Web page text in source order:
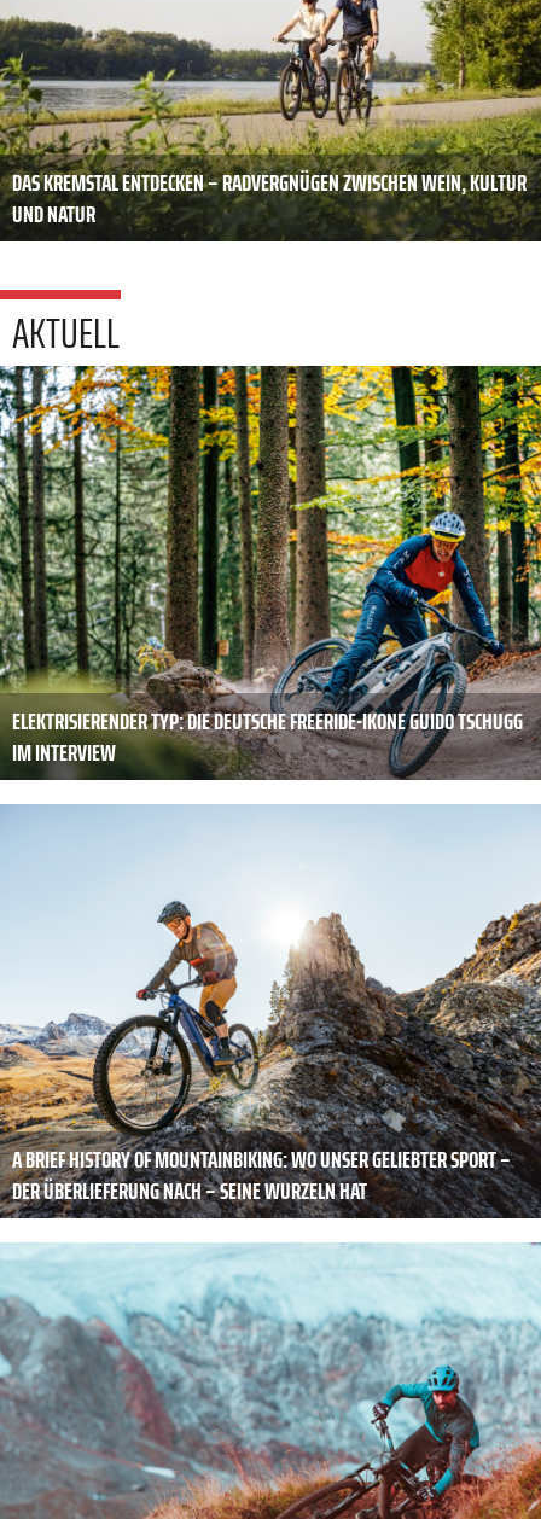
DAS KREMSTAL ENTDECKEN – RADVERGNÜGEN ZWISCHEN WEIN, KULTUR
UND NATUR
AKTUELL
ELEKTRISIERENDER TYP: DIE DEUTSCHE FREERIDE-IKONE GUIDO TSCHUGG
IM INTERVIEW
A BRIEF HISTORY OF MOUNTAINBIKING: WO UNSER GELIEBTER SPORT –
DER ÜBERLIEFERUNG NACH – SEINE WURZELN HAT